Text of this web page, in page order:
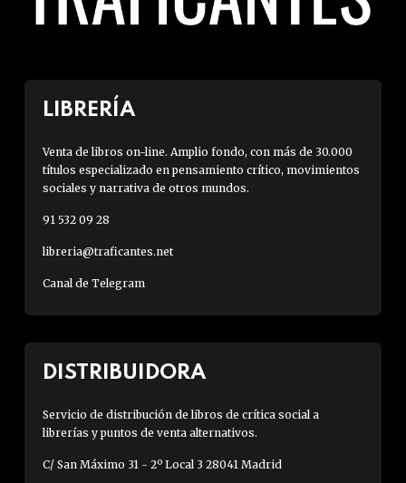
LIBRERÍA
Venta de libros on-line. Amplio fondo, con más de 30.000
títulos especializado en pensamiento crítico, movimientos
sociales y narrativa de otros mundos.
91 532 09 28
libreria@traficantes.net
Canal de Telegram
DISTRIBUIDORA
Servicio de distribución de libros de crítica social a
librerías y puntos de venta alternativos.
C/ San Máximo 31 - 2º Local 3 28041 Madrid